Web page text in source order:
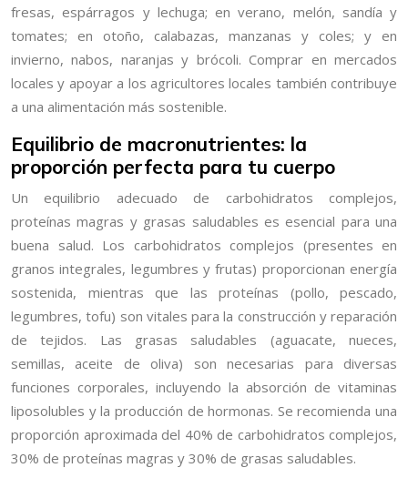
fresas, espárragos y lechuga; en verano, melón, sandía y
tomates; en otoño, calabazas, manzanas y coles; y en
invierno, nabos, naranjas y brócoli. Comprar en mercados
locales y apoyar a los agricultores locales también contribuye
a una alimentación más sostenible.
Equilibrio de macronutrientes: la
proporción perfecta para tu cuerpo
Un equilibrio adecuado de carbohidratos complejos,
proteínas magras y grasas saludables es esencial para una
buena salud. Los carbohidratos complejos (presentes en
granos integrales, legumbres y frutas) proporcionan energía
sostenida, mientras que las proteínas (pollo, pescado,
legumbres, tofu) son vitales para la construcción y reparación
de tejidos. Las grasas saludables (aguacate, nueces,
semillas, aceite de oliva) son necesarias para diversas
funciones corporales, incluyendo la absorción de vitaminas
liposolubles y la producción de hormonas. Se recomienda una
proporción aproximada del 40% de carbohidratos complejos,
30% de proteínas magras y 30% de grasas saludables.